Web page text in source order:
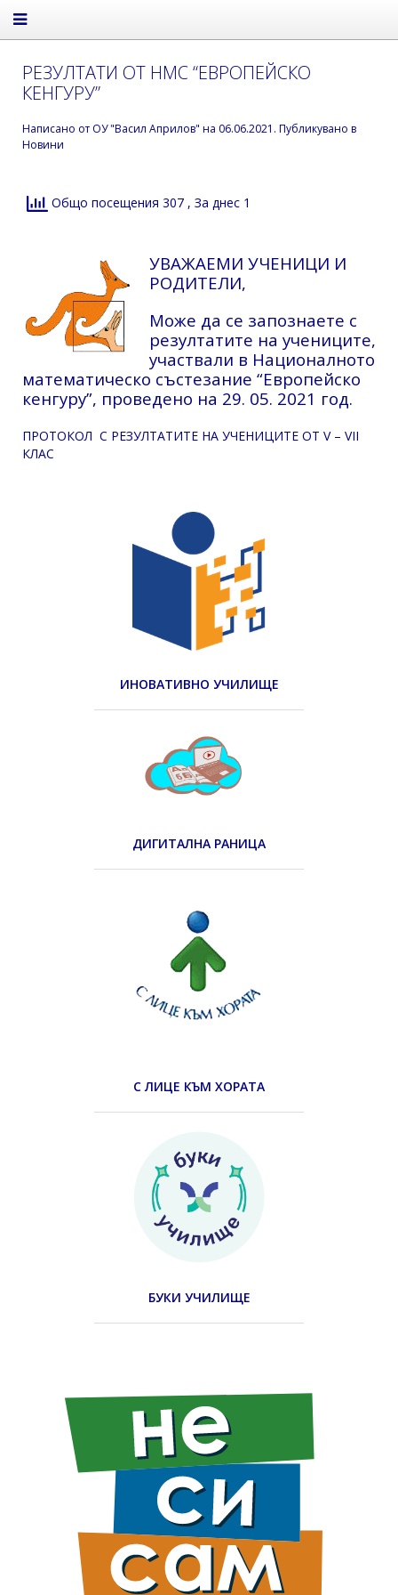
РЕЗУЛТАТИ ОТ НМС “ЕВРОПЕЙСКО
КЕНГУРУ”
Написано от ОУ "Васил Априлов" на 06.06.2021 . Публикувано в
Новини
Общо посещения 307 , За днес 1
УВАЖАЕМИ УЧЕНИЦИ И
РОДИТЕЛИ,
Може да се запознаете с
резултатите на учениците,
участвали в Националното
математическо състезание “Европейско
кенгуру”, проведено на 29. 05. 2021 год.
ПРОТОКОЛ С РЕЗУЛТАТИТЕ НА УЧЕНИЦИТЕ ОТ V – VII
КЛАС
ИНОВАТИВНО УЧИЛИЩЕ
ДИГИТАЛНА РАНИЦА
С ЛИЦЕ КЪМ ХОРАТА
БУКИ УЧИЛИЩЕ